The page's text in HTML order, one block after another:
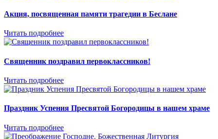
Акция, посвященная памяти трагедии в Беслане
Читать подробнее
Священник поздравил первоклассников!
Читать подробнее
Праздник Успения Пресвятой Богородицы в нашем храме
Читать подробнее